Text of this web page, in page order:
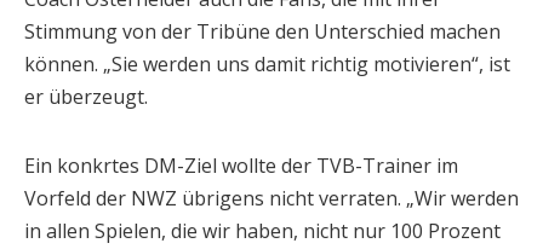
Stimmung von der Tribüne den Unterschied machen
können. „Sie werden uns damit richtig motivieren“, ist
er überzeugt.
Ein konkrtes DM-Ziel wollte der TVB-Trainer im
Vorfeld der NWZ übrigens nicht verraten. „Wir werden
in allen Spielen, die wir haben, nicht nur 100 Prozent